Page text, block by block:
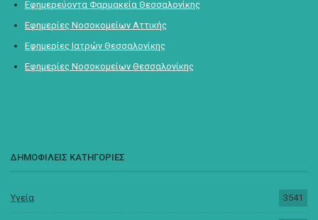
Εφημερεύοντα Φαρμακεία Θεσσαλονίκης
Εφημερίες Νοσοκομείων Αττικής
Εφημερίες Ιατρών Θεσσαλονίκης
Εφημερίες Νοσοκομείων Θεσσαλονίκης
ΔΗΜΟΦΙΛΕΙΣ ΚΑΤΗΓΟΡΙΕΣ
Υγεία 3541